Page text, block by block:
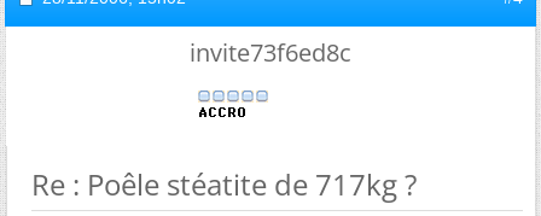
invite73f6ed8c
Re : Poêle stéatite de 717kg ?